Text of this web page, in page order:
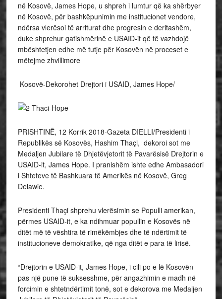
në Kosovë, James Hope, u shpreh i lumtur që ka shërbyer
në Kosovë, për bashkëpunimin me institucionet vendore,
ndërsa vlerësoi të arriturat dhe progresin e deritashëm,
duke shprehur gatishmërinë e USAID-it që të vazhdojë
mbështetjen edhe më tutje për Kosovën në proceset e
mëtejme zhvillimore
Kosovë-Dekorohet Drejtori i USAID, James Hope/
PRISHTINË, 12 Korrik 2018-Gazeta DIELLI/Presidenti i
Republikës së Kosovës, Hashim Thaçi, dekoroi sot me
Medaljen Jubilare të Dhjetëvjetorit të Pavarësisë Drejtorin e
USAID-it, James Hope. I pranishëm ishte edhe Ambasadori
i Shteteve të Bashkuara të Amerikës në Kosovë, Greg
Delawie.
Presidenti Thaçi shprehu vlerësimin se Populli amerikan,
përmes USAID-it, e ka ndihmuar popullin e Kosovës në
ditët më të vështira të rimëkëmbjes dhe të ndërtimit të
institucioneve demokratike, që nga ditët e para të lirisë.
“Drejtorin e USAID-it, James Hope, i cili po e lë Kosovën
pas një pune të suksesshme, për angazhimin e madh në
forcimin e shtetndërtimit tonë, sot e dekorova me Medaljen